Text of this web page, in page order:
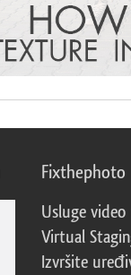
Fixthephoto
Usluge video
Virtual
Izvršite